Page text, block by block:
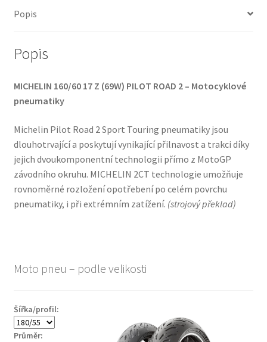
Popis
Popis
MICHELIN 160/60 17 Z (69W) PILOT ROAD 2 – Motocyklové
pneumatiky
Michelin Pilot Road 2 Sport Touring pneumatiky jsou
dlouhotrvající a poskytují vynikající přilnavost a trakci díky
jejich dvoukomponentní technologii přímo z MotoGP
závodního okruhu. MICHELIN 2CT technologie umožňuje
rovnoměrné rozložení opotřebení po celém povrchu
pneumatiky, i při extrémním zatížení. (strojový překlad)
Moto pneu – podle velikosti
Šířka/profil:
Průměr: